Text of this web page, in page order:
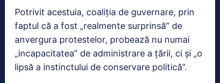
Potrivit acestuia, coaliţia de guvernare, prin
faptul că a fost „realmente surprinsă” de
anvergura protestelor, probează nu numai
„incapacitatea” de administrare a ţării, ci şi „o
lipsă a instinctului de conservare politică”.